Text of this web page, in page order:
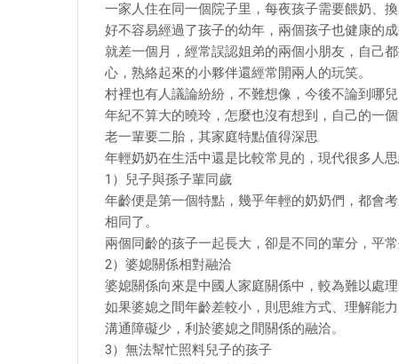
一家人住在同一個院子里，每夜孩子需要餵奶、
好不容易經過了孩子的幼年，兩個孩子也健康的
就差一個月，經常誤認姐弟的兩個小朋友，自己
心，熟絡起來的小夥伴還經常開兩人的玩笑。
村裡也有人議論紛紛，不難想像，今後不論到哪兒
年紀不算大的曉玲，怎麼也沒有想到，自己的一
老一輩要二胎，其家庭特點值得深思
年輕奶奶在生活中還是比較常見的，現代很多人
1）兒子與孫子輩同歲
年齡便是第一個特點，幾乎年輕的奶奶們，都會
相同了。
兩個同齡的孩子一起長大，卻是不同的輩分，平
2）婆媳關係相對融洽
婆媳關係向來是中國人家庭關係中，較為難以處理
如果婆媳之間年齡差較小，則思維方式、理解能
溝通障礙少，利於婆媳之間關係的融洽。
3）無法幫忙照料兒子的孩子